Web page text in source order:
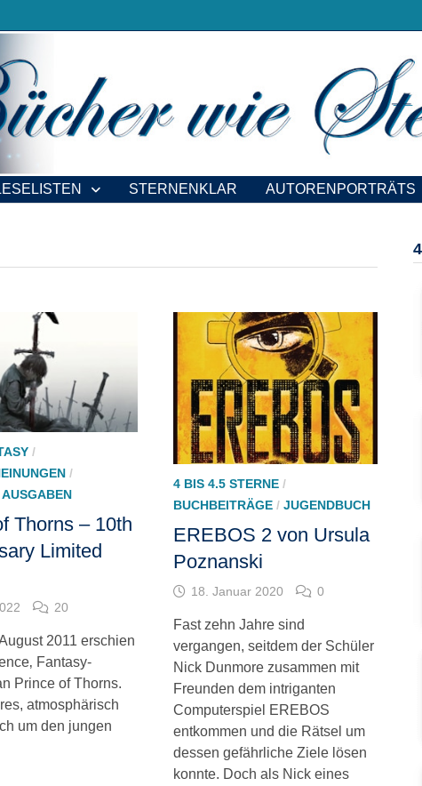
STERNENKLAR AUTORENPORTRÄTS
/
/
Thorns – 10th
Limited
20
2011 erschien
Fantasy-
Prince of Thorns.
atmosphärisch
um den jungen
4 BIS 4.5 STERNE/
BUCHBEITRÄGE/ JUGENDBUCH
EREBOS 2 von Ursula
Poznanski
18. Januar 2020 0
Fast zehn Jahre sind
vergangen, seitdem der Schüler
Nick Dunmore zusammen mit
Freunden dem intriganten
Computerspiel EREBOS
entkommen und die Rätsel um
dessen gefährliche Ziele lösen
konnte. Doch als Nick eines